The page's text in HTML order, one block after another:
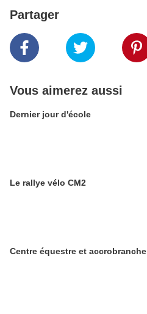
Partager
Vous aimerez aussi
Dernier jour d'école
Le rallye vélo CM2
Centre équestre et accrobranche